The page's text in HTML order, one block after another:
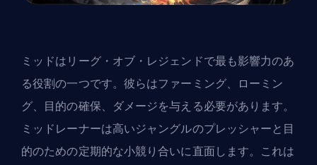
ミッドはリーグ・オブ・レジェンドで最も影響力のあ
る役割の一つです。彼らはファーミング、ローミン
グ、目的の確保、ダメージを与える必要があります。
ミッドレーナーは高いジャングルのプレッシャーと目
的のための定期的な小競り合いに直面します。これは